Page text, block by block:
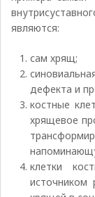
являются:
сам хрящ;
дефекта и
костные
хрящевое
клетки
источником